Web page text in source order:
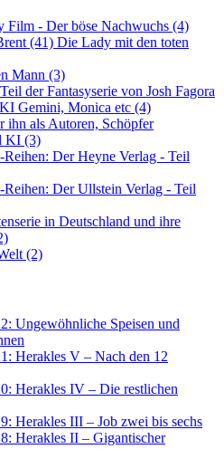
Film - Der böse Nachwuchs (4)
(41) Die Lady mit den toten
Mann (3)
der Fantasyserie von Josh Fagora
Gemini, Monica etc (4)
ihn als Autoren, Schöpfer
KI (3)
Der Heyne Verlag - Teil
Der Ullstein Verlag - Teil
in Deutschland und ihre
(2)
Ungewöhnliche Speisen und
Herakles V – Nach den 12
Herakles IV – Die restlichen
Herakles III – Job zwei bis sechs
Herakles II – Gigantischer